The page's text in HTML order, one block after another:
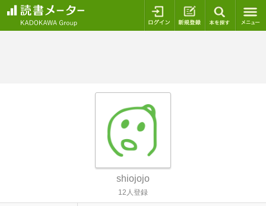
ログイン 新規登録
shiojojo
12人登録